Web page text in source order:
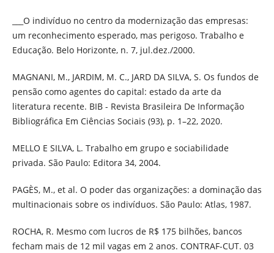
___O indivíduo no centro da modernização das empresas:
um reconhecimento esperado, mas perigoso. Trabalho e
Educação. Belo Horizonte, n. 7, jul.dez./2000.
MAGNANI, M., JARDIM, M. C., JARD DA SILVA, S. Os fundos de
pensão como agentes do capital: estado da arte da
literatura recente. BIB - Revista Brasileira De Informação
Bibliográfica Em Ciências Sociais (93), p. 1–22, 2020.
MELLO E SILVA, L. Trabalho em grupo e sociabilidade
privada. São Paulo: Editora 34, 2004.
PAGÈS, M., et al. O poder das organizações: a dominação das
multinacionais sobre os indivíduos. São Paulo: Atlas, 1987.
ROCHA, R. Mesmo com lucros de R$ 175 bilhões, bancos
fecham mais de 12 mil vagas em 2 anos. CONTRAF-CUT. 03